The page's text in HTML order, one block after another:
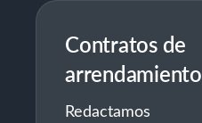
Contratos de
arrendamiento
Redactamos